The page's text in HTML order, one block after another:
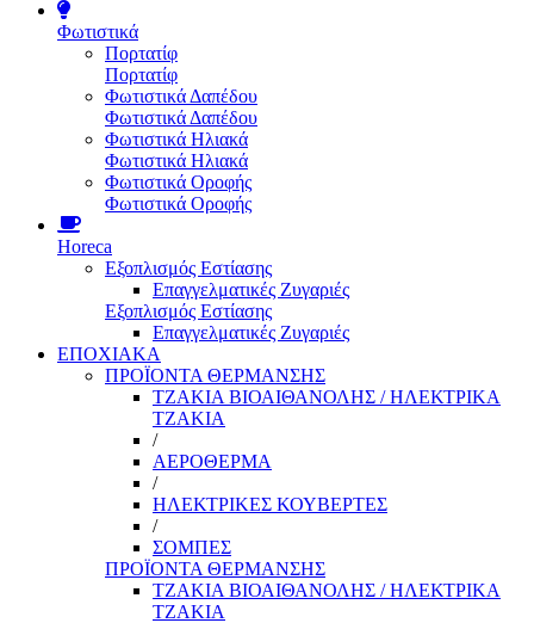
Φωτιστικά
Πορτατίφ
Πορτατίφ
Φωτιστικά Δαπέδου
Φωτιστικά Δαπέδου
Φωτιστικά Ηλιακά
Φωτιστικά Ηλιακά
Φωτιστικά Οροφής
Φωτιστικά Οροφής
Horeca
Εξοπλισμός Εστίασης
Επαγγελματικές Ζυγαριές
Εξοπλισμός Εστίασης
Επαγγελματικές Ζυγαριές
ΕΠΟΧΙΑΚΑ
ΠΡΟΪΟΝΤΑ ΘΕΡΜΑΝΣΗΣ
ΤΖΑΚΙΑ ΒΙΟΑΙΘΑΝΟΛΗΣ / ΗΛΕΚΤΡΙΚΑ
ΤΖΑΚΙΑ
/
ΑΕΡΟΘΕΡΜΑ
/
ΗΛΕΚΤΡΙΚΕΣ ΚΟΥΒΕΡΤΕΣ
/
ΣΟΜΠΕΣ
ΠΡΟΪΟΝΤΑ ΘΕΡΜΑΝΣΗΣ
ΤΖΑΚΙΑ ΒΙΟΑΙΘΑΝΟΛΗΣ / ΗΛΕΚΤΡΙΚΑ
ΤΖΑΚΙΑ